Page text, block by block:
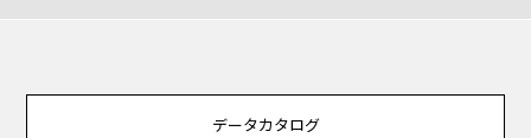
データカタログ